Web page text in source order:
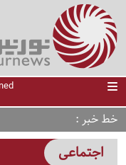
خط خبر
اجتماعی